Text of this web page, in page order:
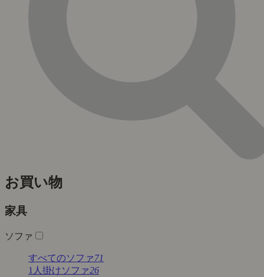
お買い物
家具
ソファ
すべてのソファ71
1人掛けソファ26